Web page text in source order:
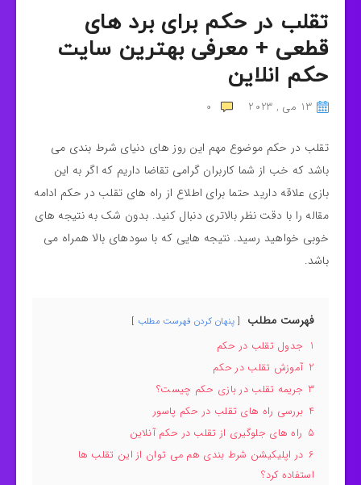
تقلب در حکم برای برد های
قطعی + معرفی بهترین سایت
حکم انلاین
13 می , 2023 0
تقلب در حکم موضوع مهم این روز های دنیای شرط بندی می
باشد که خب از شما کاربران گرامی تقاضا داریم که اگر به این
بازی علاقه دارید حتما برای اطلاع از راه های تقلب در حکم ادامه
مقاله را با دقت نظر بالاتری دنبال کنید. بدون شک به نتیجه های
خوبی خواهید رسید. نتیجه هایی که با سودهای بالا همراه می
باشد.
فهرست مطلب پنهان کردن فهرست مطلب
1 جدول تقلب در حکم
2 آموزش تقلب در حکم
3 جریمه تقلب در بازی حکم چیست؟
4 بررسی راه های تقلب در حکم پاسور
5 راه های جلوگیری از تقلب در حکم آنلاین
6 در اپلیکیشن شرط بندی هم می توان از این تقلب ها
استفاده کرد؟